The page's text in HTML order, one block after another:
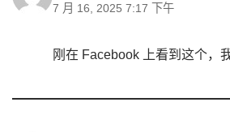
7 月 16, 2025 7:17 下午
刚在 Facebook 上看到这个，